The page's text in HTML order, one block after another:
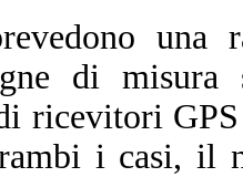
una
di
ricevitori
i casi, il